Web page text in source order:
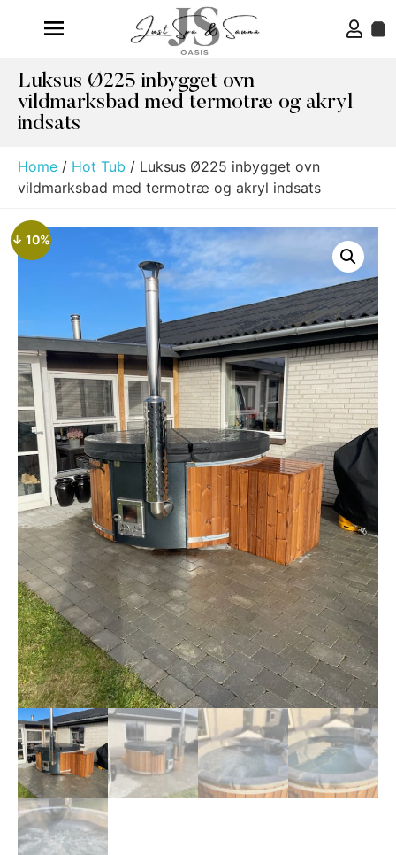
Luksus Ø225 inbygget ovn
vildmarksbad med termotræ og akryl
indsats
Home / Hot Tub / Luksus Ø225 inbygget ovn
vildmarksbad med termotræ og akryl indsats
↓ 10%